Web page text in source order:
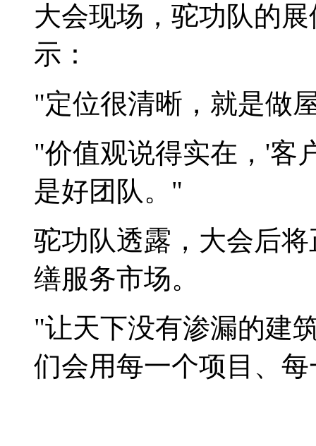
大会现场，驼功队的
示：
"定位很清晰，就是做
"价值观说得实在，'客
是好团队。"
驼功队透露，大会后
缮服务市场。
"让天下没有渗漏的建
们会用每一个项目、